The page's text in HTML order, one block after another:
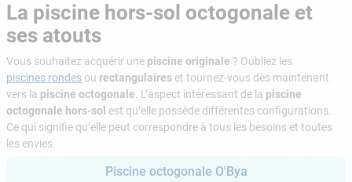
La piscine hors-sol octogonale et
ses atouts
Vous souhaitez acquérir une piscine originale ? Oubliez les
piscines rondes ou rectangulaires et tournez-vous dès maintenant
vers la piscine octogonale . L’aspect intéressant de la piscine
octogonale hors-sol est qu’elle possède différentes configurations.
Ce qui signifie qu’elle peut correspondre à tous les besoins et toutes
les envies.
Piscine octogonale O'Bya
3.
robot piscine
4 .
aspirateur
5.
chlore
6.
tuyau
7.
aspirateur piscine